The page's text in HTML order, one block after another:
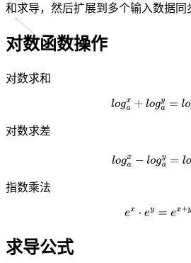
和求导，然后扩展到多个输入数据同
对数函数操作
对数求和
对数求差
指数乘法
求导公式